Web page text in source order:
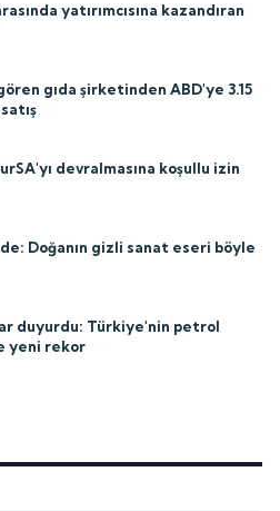
yatırımcısına kazandıran
gıda şirketinden ABD'ye 3.15
devralmasına koşullu izin
Doğanın gizli sanat eseri böyle
duyurdu: Türkiye'nin petrol
yeni rekor